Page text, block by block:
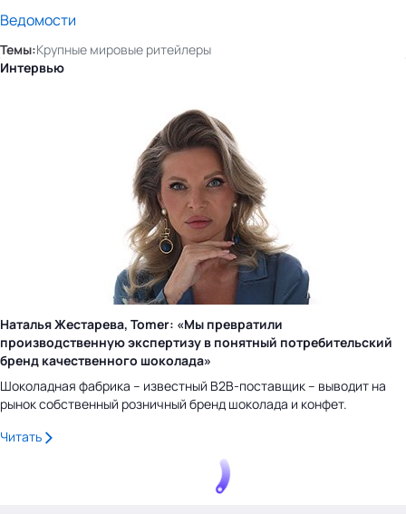
Ведомости
Темы:Крупные мировые ритейлеры
Интервью
Наталья Жестарева, Tomer: «Мы превратили
производственную экспертизу в понятный потребительский
бренд качественного шоколада»
Шоколадная фабрика – известный B2B-поставщик – выводит на
рынок собственный розничный бренд шоколада и конфет.
Читать